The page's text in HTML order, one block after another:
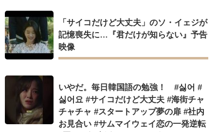
「サイコだけど大丈夫」のソ・イェジが
記憶喪失に…『君だけが知らない』予告
映像
いやだ。毎日韓国語の勉強！ #싫어 #
싫어요 #サイコだけど大丈夫 #海街チャ
チャチャ #スタートアップ夢の扉 #社内
お見合い #サムマイウェイ恋の一発逆転